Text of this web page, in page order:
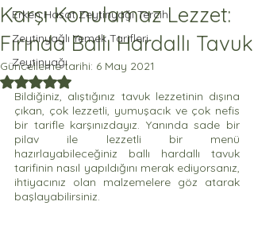
Erken Hasat Zeytinyağı Tercihi
Zeytinyağlı Yemek Tarifleri
Zeytinyağı
Karşı Konulamaz Lezzet:
Fırında Ballı Hardallı Tavuk
Güncelleme tarihi: 6 May 2021
5 üzerinden NaN yıldız
Bildiğiniz, alıştığınız tavuk lezzetinin dışına
çıkan, çok lezzetli, yumuşacık ve çok nefis
bir tarifle karşınızdayız. Yanında sade bir
pilav ile lezzetli bir menü
hazırlayabileceğiniz ballı hardallı tavuk
tarifinin nasıl yapıldığını merak ediyorsanız,
ihtiyacınız olan malzemelere göz atarak
başlayabilirsiniz.